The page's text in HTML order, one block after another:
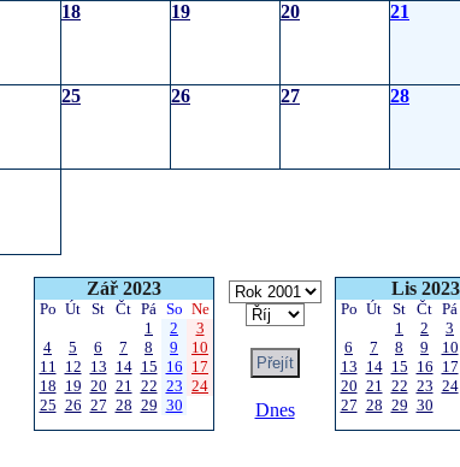
18 19 20 21
25 26 27 28
Zář 2023
Po Út St Čt Pá So Ne
1
2
3
4
5 6 7 8 9
10
11 12 13 14 15 16 17
18 19 20 21 22 23 24
25 26 27 28 29 30 Dnes
Lis 2023
Po Út St Čt Pá
1
2 3
6
7 8 9 10
13 14 15 16 17
20 21 22 23 24
27 28 29 30